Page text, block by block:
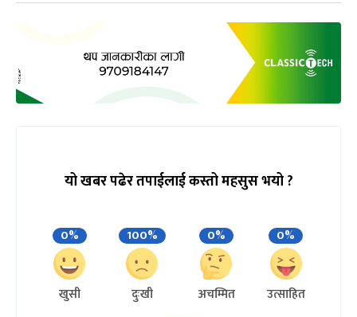
यो खबर पढेर तपाईलाई कस्तो महसुस भयो ?
0%
खुसी
100%
दुःखी
0%
अचम्मित
0%
उत्साहित